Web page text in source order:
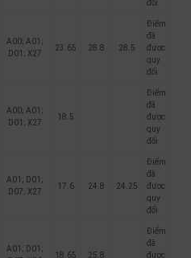
đổi
A00; A01;
D01; X27
23.65 28.8 28.5
Điểm
đã
được
quy
đổi
A00; A01;
D01; X27
18.5
Điểm
đã
được
quy
đổi
A01; D01;
D07; X27
17.6 24.8 24.25
Điểm
đã
được
quy
đổi
A01; D01;
18.65 25.8
Điểm
đã
được